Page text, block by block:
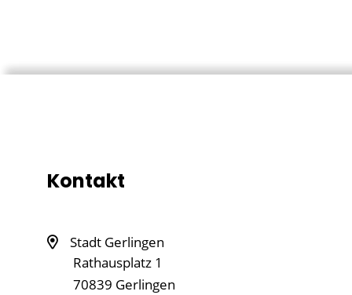
Kontakt
Stadt Gerlingen
Rathausplatz 1
70839 Gerlingen